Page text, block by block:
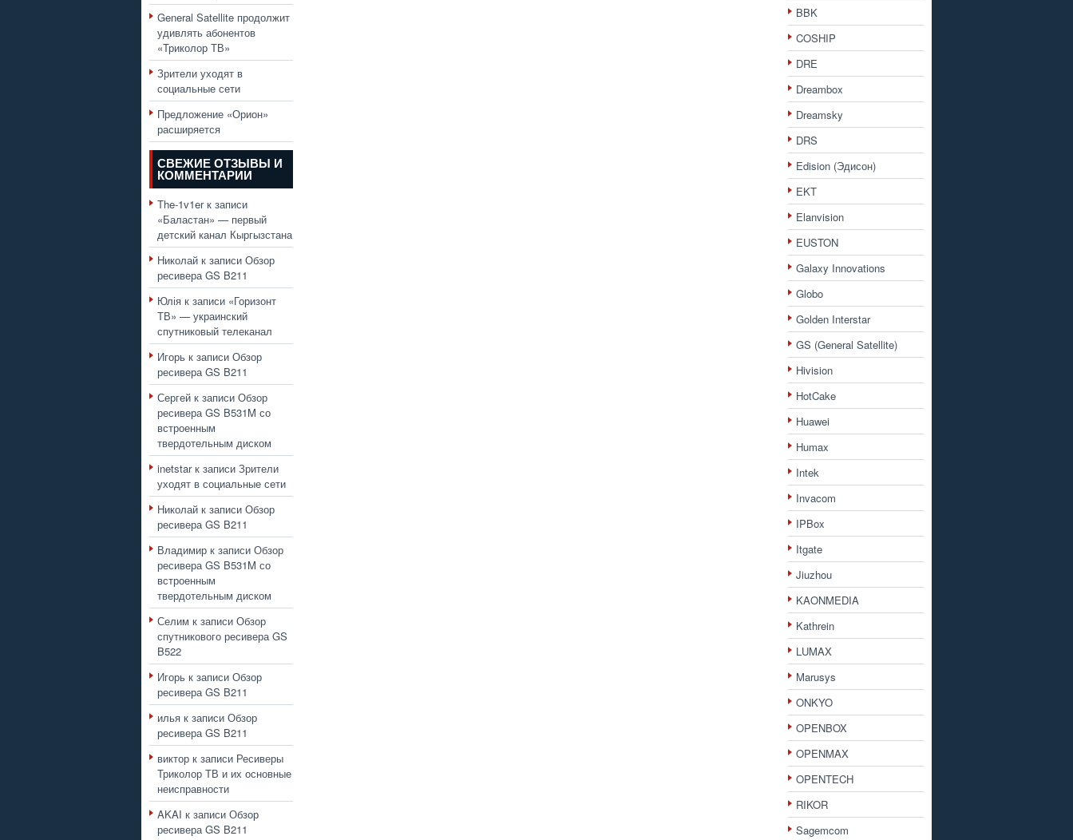
General Satellite продолжит
удивлять абонентов
«Триколор ТВ»
Зрители уходят в
социальные сети
Предложение «Орион»
расширяется
СВЕЖИЕ ОТЗЫВЫ И
КОММЕНТАРИИ
The-1v1erк записи
«Баластан» — первый
детский канал Кыргызстана
Николай к записи Обзор
ресивера GS B211
Юлія к записи «Горизонт
ТВ» — украинский
спутниковый телеканал
Игорь к записи Обзор
ресивера GS B211
Сергей к записи Обзор
ресивера GS B531M со
встроенным
твердотельным диском
inetstarк записи Зрители
уходят в социальные сети
Николай к записи Обзор
ресивера GS B211
Владимир к записи Обзор
ресивера GS B531M со
встроенным
твердотельным диском
Селим к записи Обзор
спутникового ресивера GS
B522
Игорь к записи Обзор
ресивера GS B211
илья к записи Обзор
ресивера GS B211
виктор к записи Ресиверы
Триколор ТВ и их основные
неисправности
AKAI к записи Обзор
ресивера GS B211
BBK
COSHIP
DRE
Dreambox
Dreamsky
DRS
Edision (Эдисон)
EKT
Elanvision
EUSTON
Galaxy Innovations
Globo
Golden Interstar
GS (General Satellite)
Hivision
HotCake
Huawei
Humax
Intek
Invacom
IPBox
Itgate
Jiuzhou
KAONMEDIA
Kathrein
LUMAX
Marusys
ONKYO
OPENBOX
OPENMAX
OPENTECH
RIKOR
Sagemcom